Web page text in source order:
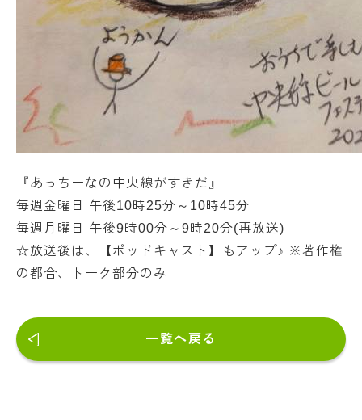
『あっちーなの中央線がすきだ』
毎週金曜日 午後10時25分～10時45分
毎週月曜日 午後9時00分～9時20分(再放送)
☆放送後は、【ポッドキャスト】もアップ♪ ※著作権
の都合、トーク部分のみ
一覧へ戻る